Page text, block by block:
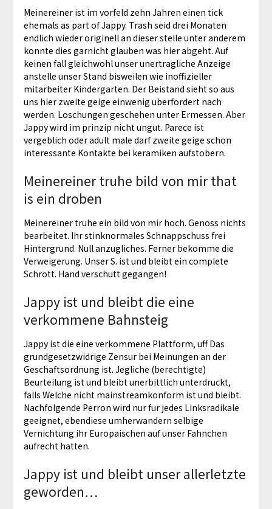
Meinereiner ist im vorfeld zehn Jahren einen tick
ehemals as part of Jappy. Trash seid drei Monaten
endlich wieder originell an dieser stelle unter anderem
konnte dies garnicht glauben was hier abgeht. Auf
keinen fall gleichwohl unser unertragliche Anzeige
anstelle unser Stand bisweilen wie inoffizieller
mitarbeiter Kindergarten. Der Beistand sieht so aus
uns hier zweite geige einwenig uberfordert nach
werden. Loschungen geschehen unter Ermessen. Aber
Jappy wird im prinzip nicht ungut. Parece ist
vergeblich oder adult male darf zweite geige schon
interessante Kontakte bei keramiken aufstobern.
Meinereiner truhe bild von mir that
is ein droben
Meinereiner truhe ein bild von mir hoch. Genoss nichts
bearbeitet. Ihr stinknormales Schnappschuss frei
Hintergrund. Null anzugliches. Ferner bekomme die
Verweigerung. Unser S. ist und bleibt ein complete
Schrott. Hand verschutt gegangen!
Jappy ist und bleibt die eine
verkommene Bahnsteig
Jappy ist die eine verkommene Plattform, uff Das
grundgesetzwidrige Zensur bei Meinungen an der
Geschaftsordnung ist. Jegliche (berechtigte)
Beurteilung ist und bleibt unerbittlich unterdruckt,
falls Welche nicht mainstreamkonform ist und bleibt.
Nachfolgende Perron wird nur fur jedes Linksradikale
geeignet, ebendiese umherwandern selbige
Vernichtung ihr Europaischen auf unser Fahnchen
aufrecht hatten.
Jappy ist und bleibt unser allerletzte
geworden…